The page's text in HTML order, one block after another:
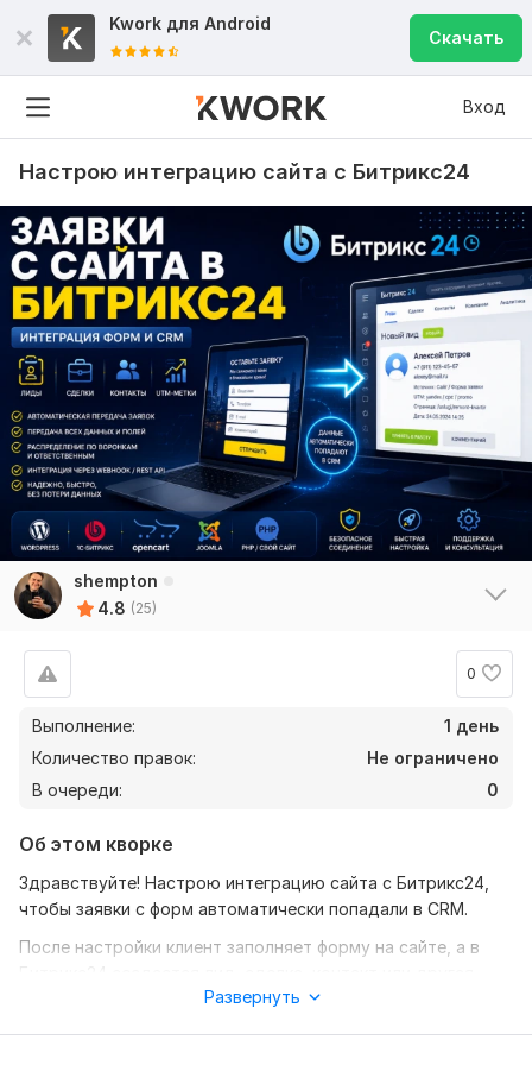
Kwork для Android
Скачать
Вход
Настрою интеграцию сайта с Битрикс24
shempton
4.8 (25)
0
Выполнение:
1 день
Количество правок:
Не ограничено
В очереди:
0
Об этом кворке
Здравствуйте! Настрою интеграцию сайта с Битрикс24,
чтобы заявки с форм автоматически попадали в CRM.
После настройки клиент заполняет форму на сайте, а в
нужная сущность. Менеджеры сразу видят новую заявку и
Развернуть